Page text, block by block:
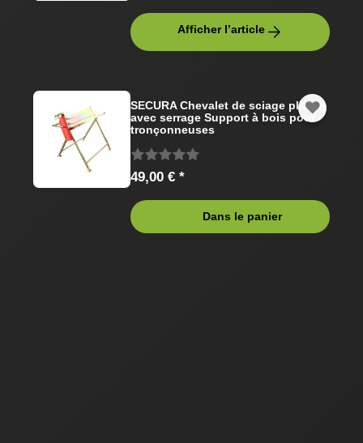
Afficher l’article
SECURA Chevalet de sciage pliable
avec serrage Support à bois pour
tronçonneuses
49,00 € *
Dans le panier